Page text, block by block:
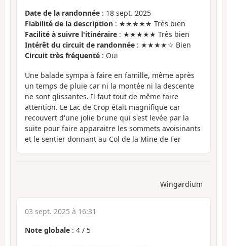
Date de la randonnée : 18 sept. 2025
Fiabilité de la description : ★★★★★ Très bien
Facilité à suivre l'itinéraire : ★★★★★ Très bien
Intérêt du circuit de randonnée : ★★★★☆ Bien
Circuit très fréquenté : Oui
Une balade sympa à faire en famille, même après
un temps de pluie car ni la montée ni la descente
ne sont glissantes. Il faut tout de même faire
attention. Le Lac de Crop était magnifique car
recouvert d'une jolie brune qui s'est levée par la
suite pour faire apparaitre les sommets avoisinants
et le sentier donnant au Col de la Mine de Fer
Wingardium
03 sept. 2025 à 16:31
Note globale : 4 / 5